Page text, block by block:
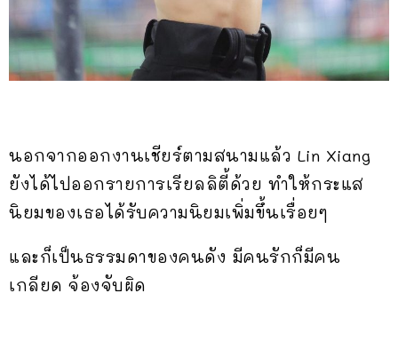
นอกจากออกงานเชียร์ตามสนามแล้ว Lin Xiang
ยังได้ไปออกรายการเรียลลิตี้ด้วย ทำให้กระแส
นิยมของเธอได้รับความนิยมเพิ่มขึ้นเรื่อยๆ
และก็เป็นธรรมดาของคนดัง มีคนรักก็มีคน
เกลียด จ้องจับผิด